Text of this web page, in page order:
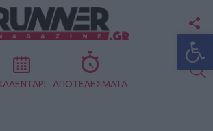
ΑΠΟΤΕΛΕΣΜΑΤΑ